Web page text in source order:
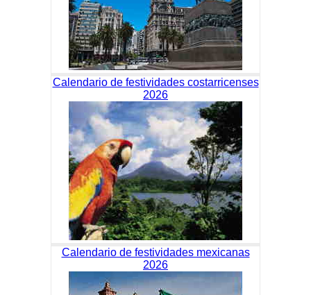
Calendario de festividades costarricenses
2026
Calendario de festividades mexicanas
2026